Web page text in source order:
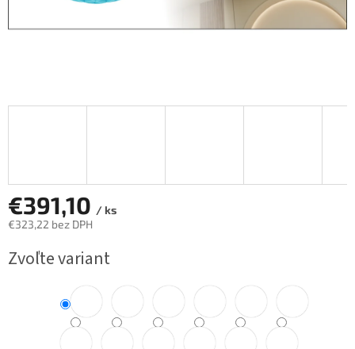
€391,10 / ks
€323,22 bez DPH
cena:
Zvoľte variant